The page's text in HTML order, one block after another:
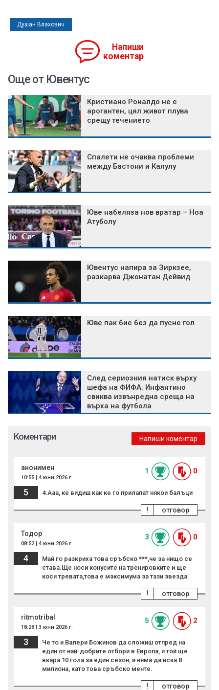
Душан Влахович
Напиши
коментар
Още от Ювентус
Кристиано Роналдо не е
арогантен, цял живот плува
срещу течението
Спалети не очаква проблеми
между Бастони и Калулу
Юве набеляза нов вратар – Ноа
Атуболу
Ювентус напира за Зиркзее,
разкарва Джонатан Дейвид
Юве пак бие без да пусне гол
След сериозния натиск върху
шефа на ФИФА: Инфантино
свиква извънредна среща на
върха на футбола
Коментари Напиши коментар
анонимен
10:55 | 4 юни 2026 г.
1 0
5 4.Ааа, ке видиш как ке го прилапат някои балъци
отговор
!
Тодор
08:52 | 4 юни 2026 г.
3 0
4
Май го разкриха това сръбско ***,че за нищо се
става.Ще носи конусите на тренировките и ще
коси тревата,това е максимума за тази звезда.
отговор
!
ritmotribal
18:28 | 3 юни 2026 г.
5 2
3
Че то и Валери Божинов да сложиш отпред на
един от най-добрите отбори в Европа, и той ще
вкара 10 гола за един сезон, и няма да иска 8
милиона, като това сръбско менте.
отговор
!